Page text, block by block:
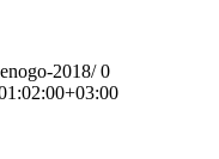
2018/ 0